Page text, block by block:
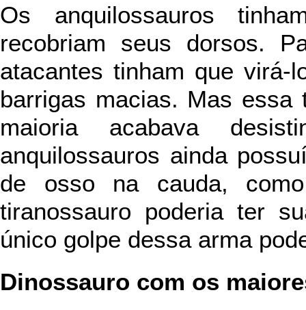
Os anquilossauros
recobriam seus dorsos.
atacantes tinham que virá-
barrigas macias. Mas
maioria acabava
anquilossauros ainda
de osso na cauda,
tiranossauro poderia ter
único golpe dessa arma
Dinossauro com os